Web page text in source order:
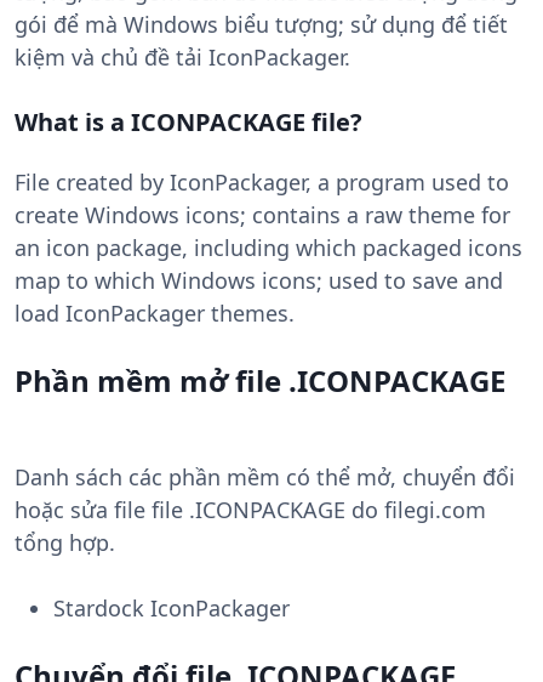
gói để mà Windows biểu tượng; sử dụng để tiết
kiệm và chủ đề tải IconPackager.
What is a ICONPACKAGE file?
File created by IconPackager, a program used to
create Windows icons; contains a raw theme for
an icon package, including which packaged icons
map to which Windows icons; used to save and
load IconPackager themes.
Phần mềm mở file .ICONPACKAGE
Danh sách các phần mềm có thể mở, chuyển đổi
hoặc sửa file file .ICONPACKAGE do filegi.com
tổng hợp.
Stardock IconPackager